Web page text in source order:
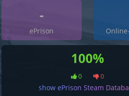
-
ePrison
100%
0 0
show ePrison Steam